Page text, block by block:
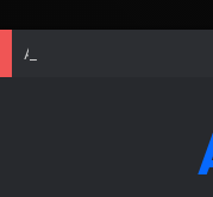
Ankara rent a car